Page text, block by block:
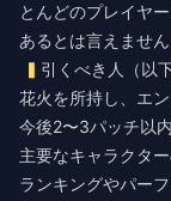
とんどのプレイヤ
あるとは言えません
引くべき人（以
花火を所持し、エ
今後2〜3パッチ以
主要なキャラクタ
ランキングやパー